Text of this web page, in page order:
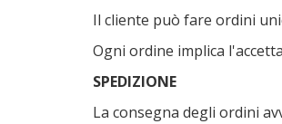
Il cliente può fare ordini
Ogni ordine implica
SPEDIZIONE
La consegna degli ordini